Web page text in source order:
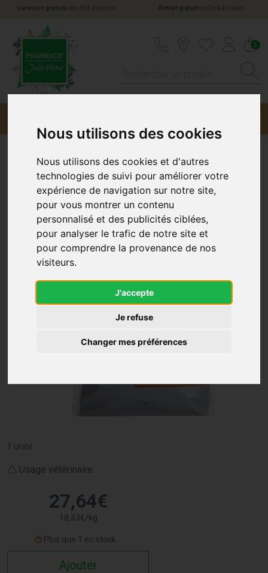
Nous utilisons des cookies
Nous utilisons des cookies et d'autres
technologies de suivi pour améliorer votre
expérience de navigation sur notre site,
pour vous montrer un contenu
personnalisé et des publicités ciblées,
pour analyser le trafic de notre site et
pour comprendre la provenance de nos
visiteurs.
J'accepte
Je refuse
Changer mes préférences
Livraison gratuite dès 89€ d’achats * Retrait gratuiten Click & Collect
0
Long Presc S/D 1.5Kg HILL'S
1 unité
Usage vétérinaire
27,64€
18,43€/kg
Plus que 1 en stock...
Ajouter